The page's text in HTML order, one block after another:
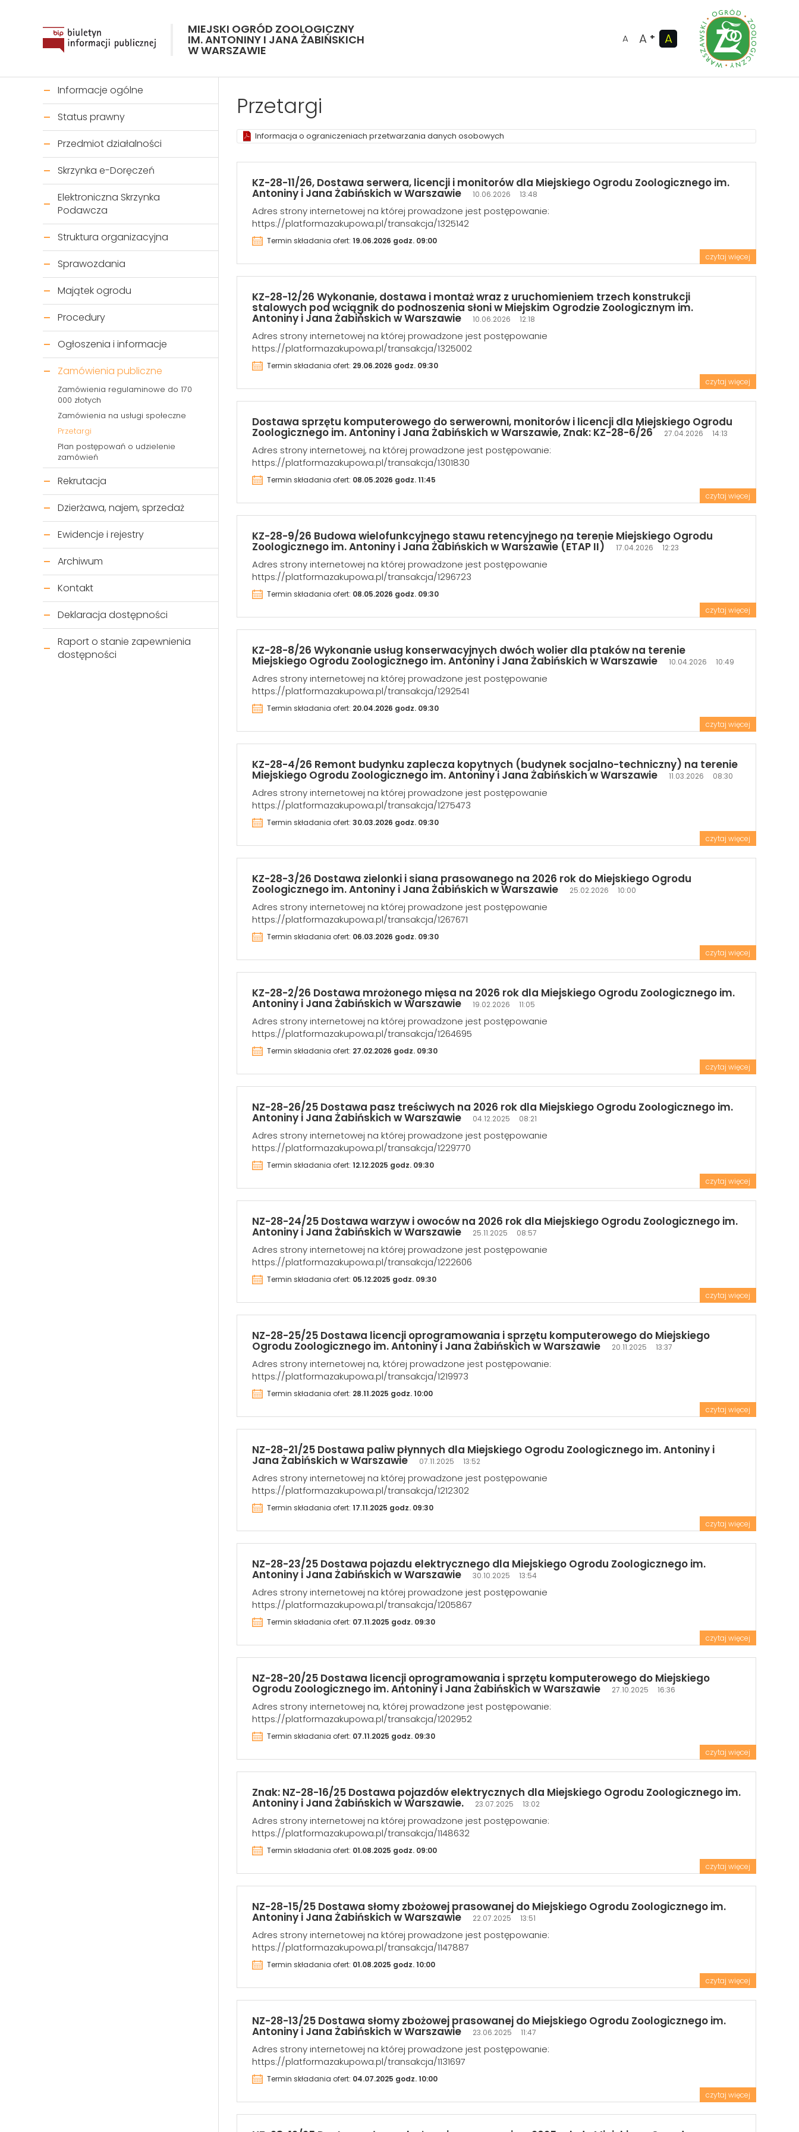
A A + A
MIEJSKI OGRÓD ZOOLOGICZNY
IM. ANTONINY I JANA ŻABIŃSKICH
W WARSZAWIE
Informacje ogólne
Status prawny
Przedmiot działalności
Skrzynka e-Doręczeń
Elektroniczna Skrzynka
Podawcza
Struktura organizacyjna
Sprawozdania
Majątek ogrodu
Procedury
Ogłoszenia i informacje
Zamówienia publiczne
Zamówienia regulaminowe do 170
000 złotych
Zamówienia na usługi społeczne
Przetargi
Plan postępowań o udzielenie
zamówień
Rekrutacja
Dzierżawa, najem, sprzedaż
Ewidencje i rejestry
Archiwum
Kontakt
Deklaracja dostępności
Raport o stanie zapewnienia
dostępności
Przetargi
Informacja o ograniczeniach przetwarzania danych osobowych
KZ-28-11/26, Dostawa serwera, licencji i monitorów dla Miejskiego Ogrodu Zoologicznego im.
Antoniny i Jana Żabińskich w Warszawie 10.06.2026 13:48
Adres strony internetowej na której prowadzone jest postępowanie:
https://platformazakupowa.pl/transakcja/1325142
Termin składania ofert: 19.06.2026 godz. 09:00
czytaj więcej
KZ-28-12/26 Wykonanie, dostawa i montaż wraz z uruchomieniem trzech konstrukcji
stalowych pod wciągnik do podnoszenia słoni w Miejskim Ogrodzie Zoologicznym im.
Antoniny i Jana Żabińskich w Warszawie 10.06.2026 12:18
Adres strony internetowej na której prowadzone jest postępowanie
https://platformazakupowa.pl/transakcja/1325002
Termin składania ofert: 29.06.2026 godz. 09:30
czytaj więcej
Dostawa sprzętu komputerowego do serwerowni, monitorów i licencji dla Miejskiego Ogrodu
Zoologicznego im. Antoniny i Jana Żabińskich w Warszawie, Znak: KZ-28-6/26 27.04.2026 14:13
Adres strony internetowej, na której prowadzone jest postępowanie:
https://platformazakupowa.pl/transakcja/1301830
Termin składania ofert: 08.05.2026 godz. 11:45
czytaj więcej
KZ-28-9/26 Budowa wielofunkcyjnego stawu retencyjnego na terenie Miejskiego Ogrodu
Zoologicznego im. Antoniny i Jana Żabińskich w Warszawie (ETAP II) 17.04.2026 12:23
Adres strony internetowej na której prowadzone jest postępowanie
https://platformazakupowa.pl/transakcja/1296723
Termin składania ofert: 08.05.2026 godz. 09:30
czytaj więcej
KZ-28-8/26 Wykonanie usług konserwacyjnych dwóch wolier dla ptaków na terenie
Miejskiego Ogrodu Zoologicznego im. Antoniny i Jana Żabińskich w Warszawie 10.04.2026 10:49
Adres strony internetowej na której prowadzone jest postępowanie
https://platformazakupowa.pl/transakcja/1292541
Termin składania ofert: 20.04.2026 godz. 09:30
czytaj więcej
KZ-28-4/26 Remont budynku zaplecza kopytnych (budynek socjalno-techniczny) na terenie
Miejskiego Ogrodu Zoologicznego im. Antoniny i Jana Żabińskich w Warszawie 11.03.2026 08:30
Adres strony internetowej na której prowadzone jest postępowanie
https://platformazakupowa.pl/transakcja/1275473
Termin składania ofert: 30.03.2026 godz. 09:30
czytaj więcej
KZ-28-3/26 Dostawa zielonki i siana prasowanego na 2026 rok do Miejskiego Ogrodu
Zoologicznego im. Antoniny i Jana Żabińskich w Warszawie 25.02.2026 10:00
Adres strony internetowej na której prowadzone jest postępowanie
https://platformazakupowa.pl/transakcja/1267671
Termin składania ofert: 06.03.2026 godz. 09:30
czytaj więcej
KZ-28-2/26 Dostawa mrożonego mięsa na 2026 rok dla Miejskiego Ogrodu Zoologicznego im.
Antoniny i Jana Żabińskich w Warszawie 19.02.2026 11:05
Adres strony internetowej na której prowadzone jest postępowanie
https://platformazakupowa.pl/transakcja/1264695
Termin składania ofert: 27.02.2026 godz. 09:30
czytaj więcej
NZ-28-26/25 Dostawa pasz treściwych na 2026 rok dla Miejskiego Ogrodu Zoologicznego im.
Antoniny i Jana Żabińskich w Warszawie 04.12.2025 08:21
Adres strony internetowej na której prowadzone jest postępowanie
https://platformazakupowa.pl/transakcja/1229770
Termin składania ofert: 12.12.2025 godz. 09:30
czytaj więcej
NZ-28-24/25 Dostawa warzyw i owoców na 2026 rok dla Miejskiego Ogrodu Zoologicznego im.
Antoniny i Jana Żabińskich w Warszawie 25.11.2025 08:57
Adres strony internetowej na której prowadzone jest postępowanie
https://platformazakupowa.pl/transakcja/1222606
Termin składania ofert: 05.12.2025 godz. 09:30
czytaj więcej
NZ-28-25/25 Dostawa licencji oprogramowania i sprzętu komputerowego do Miejskiego
Ogrodu Zoologicznego im. Antoniny i Jana Żabińskich w Warszawie 20.11.2025 13:37
Adres strony internetowej na, której prowadzone jest postępowanie:
https://platformazakupowa.pl/transakcja/1219973
Termin składania ofert: 28.11.2025 godz. 10:00
czytaj więcej
NZ-28-21/25 Dostawa paliw płynnych dla Miejskiego Ogrodu Zoologicznego im. Antoniny i
Jana Żabińskich w Warszawie 07.11.2025 13:52
Adres strony internetowej na której prowadzone jest postępowanie
https://platformazakupowa.pl/transakcja/1212302
Termin składania ofert: 17.11.2025 godz. 09:30
czytaj więcej
NZ-28-23/25 Dostawa pojazdu elektrycznego dla Miejskiego Ogrodu Zoologicznego im.
Antoniny i Jana Żabińskich w Warszawie 30.10.2025 13:54
Adres strony internetowej na której prowadzone jest postępowanie
https://platformazakupowa.pl/transakcja/1205867
Termin składania ofert: 07.11.2025 godz. 09:30
czytaj więcej
NZ-28-20/25 Dostawa licencji oprogramowania i sprzętu komputerowego do Miejskiego
Ogrodu Zoologicznego im. Antoniny i Jana Żabińskich w Warszawie 27.10.2025 16:36
Adres strony internetowej na, której prowadzone jest postępowanie:
https://platformazakupowa.pl/transakcja/1202952
Termin składania ofert: 07.11.2025 godz. 09:30
czytaj więcej
Znak: NZ-28-16/25 Dostawa pojazdów elektrycznych dla Miejskiego Ogrodu Zoologicznego im.
Antoniny i Jana Żabińskich w Warszawie. 23.07.2025 13:02
Adres strony internetowej na której prowadzone jest postępowanie:
https://platformazakupowa.pl/transakcja/1148632
Termin składania ofert: 01.08.2025 godz. 09:00
czytaj więcej
NZ-28-15/25 Dostawa słomy zbożowej prasowanej do Miejskiego Ogrodu Zoologicznego im.
Antoniny i Jana Żabińskich w Warszawie 22.07.2025 13:51
Adres strony internetowej na której prowadzone jest postępowanie:
https://platformazakupowa.pl/transakcja/1147887
Termin składania ofert: 01.08.2025 godz. 10:00
czytaj więcej
NZ-28-13/25 Dostawa słomy zbożowej prasowanej do Miejskiego Ogrodu Zoologicznego im.
Antoniny i Jana Żabińskich w Warszawie 23.06.2025 11:47
Adres strony internetowej na której prowadzone jest postępowanie:
https://platformazakupowa.pl/transakcja/1131697
Termin składania ofert: 04.07.2025 godz. 10:00
czytaj więcej